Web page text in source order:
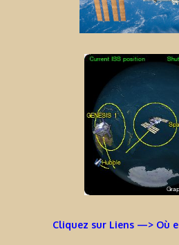
Cliquez sur Liens —> Où